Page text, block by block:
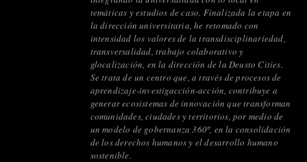
temáticas y estudios de caso. Finalizada la etapa en
la dirección universitaria, he retomado con
intensidad los valores de la transdisciplinariedad,
transversalidad, trabajo colaborativo y
glocalización, en la dirección de la Deusto Cities.
Se trata de un centro que, a través de procesos de
aprendizaje-investigacción-acción, contribuye a
generar ecosistemas de innovación que transforman
comunidades, ciudades y territorios, por medio de
un modelo de gobernanza 360º, en la consolidación
de los derechos humanos y el desarrollo humano
sostenible.